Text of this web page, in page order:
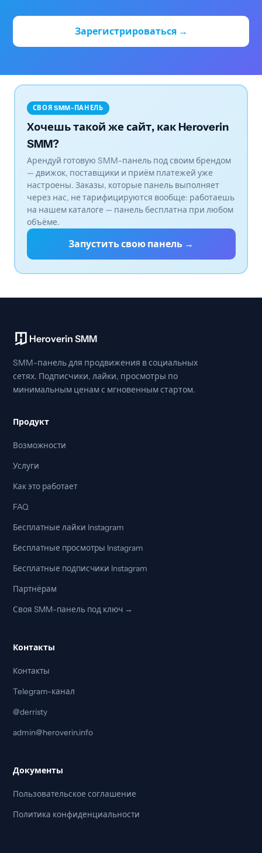
Зарегистрироваться →
СВОЯ SMM-ПАНЕЛЬ
Хочешь такой же сайт, как Heroverin
SMM?
Арендуй готовую SMM-панель под своим брендом
— движок, поставщики и приём платежей уже
настроены. Заказы, которые панель выполняет
через нас, не тарифицируются вообще: работаешь
на нашем каталоге — панель бесплатна при любом
объёме.
Запустить свою панель →
Heroverin SMM
SMM-панель для продвижения в социальных
сетях. Подписчики, лайки, просмотры по
минимальным ценам с мгновенным стартом.
Продукт
Возможности
Услуги
Как это работает
FAQ
Бесплатные лайки Instagram
Бесплатные просмотры Instagram
Бесплатные подписчики Instagram
Партнёрам
Своя SMM-панель под ключ →
Контакты
Контакты
Telegram-канал
@derristy
admin@heroverin.info
Документы
Пользовательское соглашение
Политика конфиденциальности